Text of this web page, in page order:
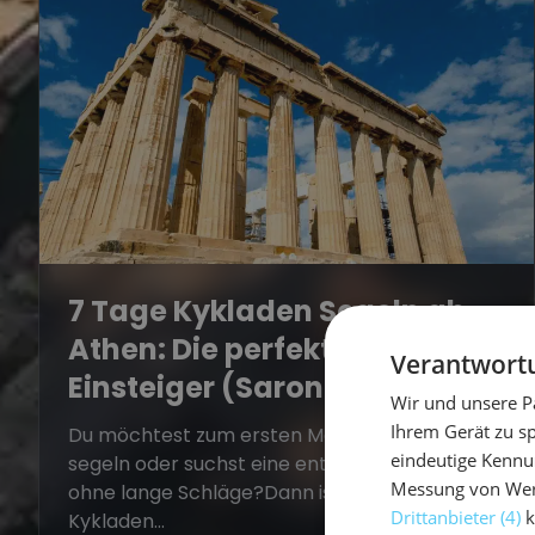
7 Tage Kykladen Segeln ab
Athen: Die perfekte Route für
Einsteiger (Saronischer Golf)
Du möchtest zum ersten Mal in Griechenland
segeln oder suchst eine entspannte Route
ohne lange Schläge?Dann ist 7 Tage
Kykladen...
Wir und unsere
Ihrem Gerät zu
eindeutige
Messung von
Drittanbieter (4)